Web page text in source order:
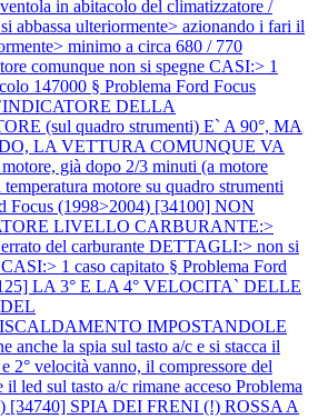
in abitacolo del climatizzatore /
abbassa ulteriormente> azionando i fari il
minimo a circa 680 / 770
comunque non si spegne CASI:> 1
147000 § Problema Ford Focus
DELLA
(sul quadro strumenti) E` A 90°, MA
LA VETTURA COMUNQUE VA
già dopo 2/3 minuti (a motore
motore su quadro strumenti
Focus (1998>2004) [34100] NON
LIVELLO CARBURANTE:>
del carburante DETTAGLI:> non si
1 caso capitato § Problema Ford
LA 3° E LA 4° VELOCITA` DELLE
IMPOSTANDOLE
la spia sul tasto a/c e si stacca il
2° velocità vanno, il compressore del
led sul tasto a/c rimane acceso Problema
[34740] SPIA DEI FRENI (!) ROSSA A